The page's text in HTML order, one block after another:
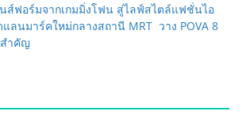
ส์ฟอร์มจากเกมมิ่งโฟน สู่ไลฟ์สไตล์แฟชั่นไอ
ลนมาร์คใหม่กลางสถานี MRT วาง POVA 8
ำคัญ